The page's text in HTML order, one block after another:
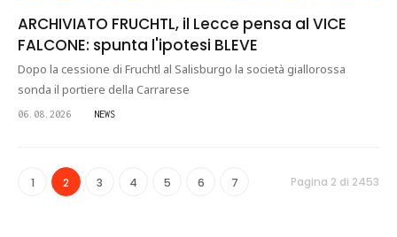
ARCHIVIATO FRUCHTL, il Lecce pensa al VICE
FALCONE: spunta l'ipotesi BLEVE
Dopo la cessione di Fruchtl al Salisburgo la società giallorossa
sonda il portiere della Carrarese
06.08.2026 NEWS
1 2 3 4 5 6 7 Pagina 2 di 2453